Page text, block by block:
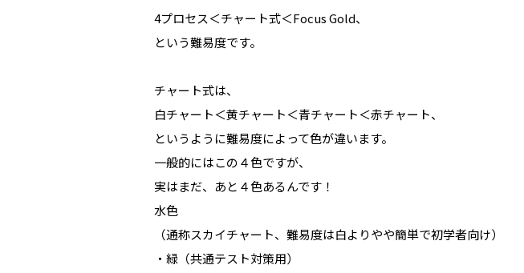
4プロセス＜チャート式＜Focus Gold、
という難易度です。
チャート式は、
白チャート＜黄チャート＜青チャート＜赤チャート、
というように難易度によって色が違います。
一般的にはこの４色ですが、
実はまだ、あと４色あるんです！
水色
（通称スカイチャート、難易度は白よりやや簡単で初学者向け）
・緑（共通テスト対策用）